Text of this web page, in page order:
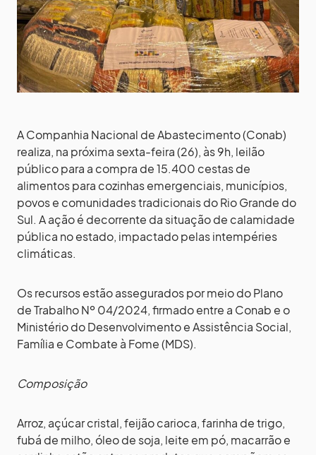
A Companhia Nacional de Abastecimento (Conab)
realiza, na próxima sexta-feira (26), às 9h, leilão
público para a compra de 15.400 cestas de
alimentos para cozinhas emergenciais, municípios,
povos e comunidades tradicionais do Rio Grande do
Sul. A ação é decorrente da situação de calamidade
pública no estado, impactado pelas intempéries
climáticas.
Os recursos estão assegurados por meio do Plano
de Trabalho Nº 04/2024, firmado entre a Conab e o
Ministério do Desenvolvimento e Assistência Social,
Família e Combate à Fome (MDS).
Composição
Arroz, açúcar cristal, feijão carioca, farinha de trigo,
fubá de milho, óleo de soja, leite em pó, macarrão e